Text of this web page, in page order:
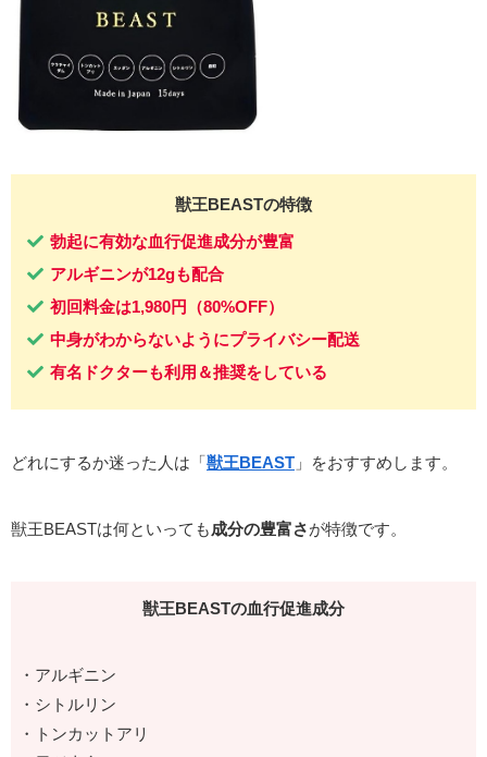
獣王BEASTの特徴
勃起に有効な血行促進成分が豊富
アルギニンが12gも配合
初回料金は1,980円（80%OFF）
中身がわからないようにプライバシー配送
有名ドクターも利用＆推奨をしている
どれにするか迷った人は「獣王BEAST 」をおすすめします。
獣王BEASTは何といっても成分の豊富さが特徴です。
獣王BEASTの血行促進成分
・アルギニン
・シトルリン
・トンカットアリ